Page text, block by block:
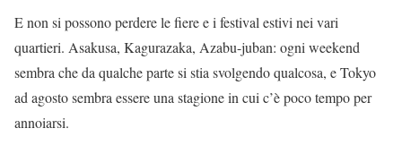
E non si possono perdere le fiere e i festival estivi nei vari
quartieri. Asakusa, Kagurazaka, Azabu-juban: ogni weekend
sembra che da qualche parte si stia svolgendo qualcosa, e Tokyo
ad agosto sembra essere una stagione in cui c’è poco tempo per
annoiarsi.